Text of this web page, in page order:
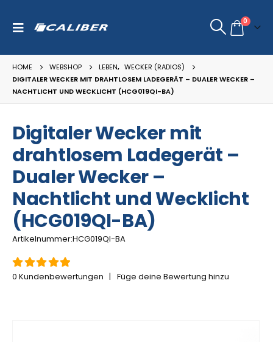
0
HOME WEBSHOP LEBEN, WECKER (RADIOS)
DIGITALER WECKER MIT DRAHTLOSEM LADEGERÄT – DUALER WECKER –
NACHTLICHT UND WECKLICHT (HCG019QI-BA)
Digitaler Wecker mit
drahtlosem Ladegerät –
Dualer Wecker –
Nachtlicht und Wecklicht
(HCG019QI-BA)
Artikelnummer:HCG019QI-BA
4.96out of 5
0 Kundenbewertungen | Füge deine Bewertung hinzu